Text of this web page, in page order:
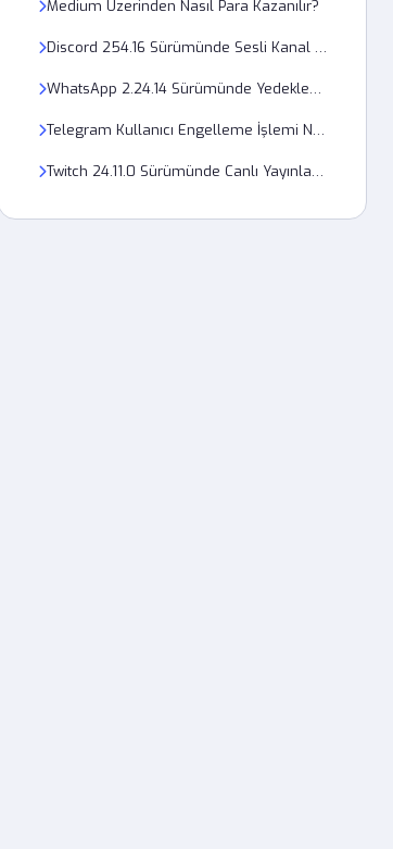
Medium Üzerinden Nasıl Para Kazanılır?
Discord 254.16 Sürümünde Sesli Kanal Bağlantı Hatası Nasıl Çözülür?
WhatsApp 2.24.14 Sürümünde Yedekleme Neden Başarısız Oluyor?
Telegram Kullanıcı Engelleme İşlemi Neden Gerçekleşmiyor?
Twitch 24.11.0 Sürümünde Canlı Yayınlar Neden Donarak İlerliyor?